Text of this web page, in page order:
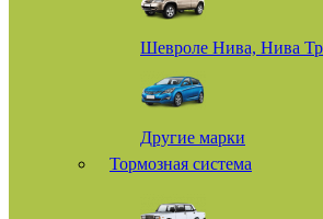
Шевроле Нива, Нива
Другие марки
Тормозная система